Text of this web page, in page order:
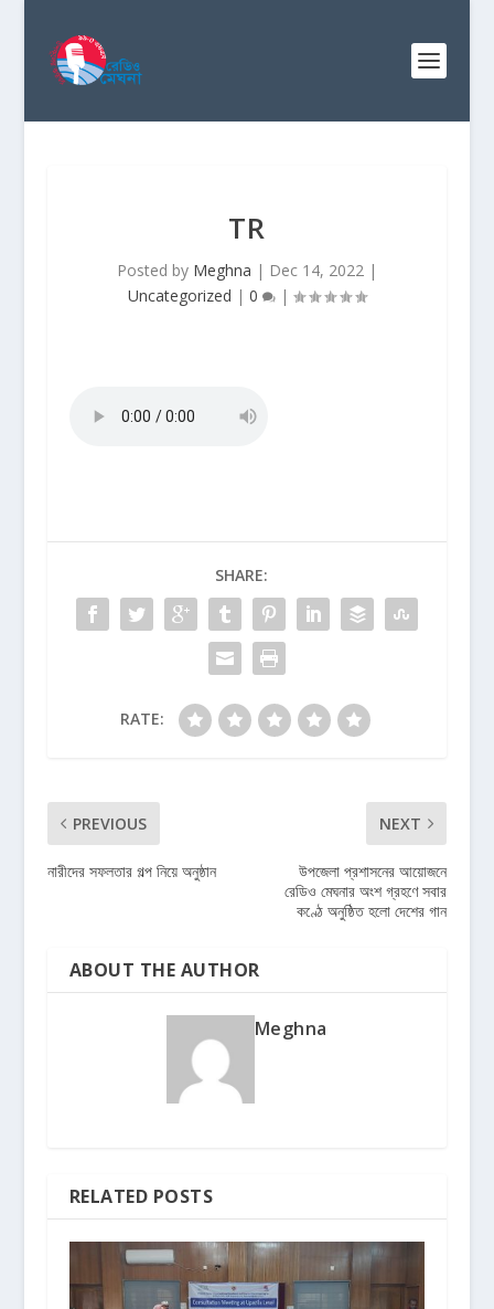
TR
Posted by Meghna | Dec 14, 2022|
Uncategorized | 0 |
SHARE:
RATE:
PREVIOUS
নারীদের সফলতার গল্প নিয়ে অনুষ্ঠান
NEXT
উপজেলা প্রশাসনের আয়োজনে
রেডিও মেঘনার অংশ গ্রহণে সবার
কণ্ঠে অনুষ্ঠিত হলো দেশের গান
ABOUT THE AUTHOR
Meghna
RELATED POSTS